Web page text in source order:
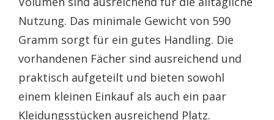
Nutzung. Das minimale Gewicht von 590
Gramm sorgt für ein gutes Handling. Die
vorhandenen Fächer sind ausreichend und
praktisch aufgeteilt und bieten sowohl
einem kleinen Einkauf als auch ein paar
Kleidungsstücken ausreichend Platz.